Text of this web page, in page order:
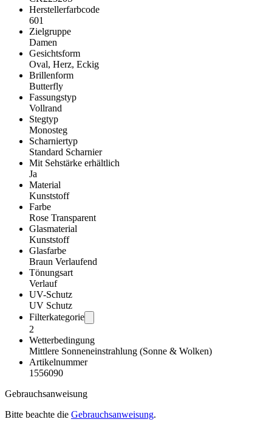
Herstellerfarbcode
601
Zielgruppe
Damen
Gesichtsform
Oval, Herz, Eckig
Brillenform
Butterfly
Fassungstyp
Vollrand
Stegtyp
Monosteg
Scharniertyp
Standard Scharnier
Mit Sehstärke erhältlich
Ja
Material
Kunststoff
Farbe
Rose Transparent
Glasmaterial
Kunststoff
Glasfarbe
Braun Verlaufend
Tönungsart
Verlauf
UV-Schutz
UV Schutz
Filterkategorie
2
Wetterbedingung
Mittlere Sonneneinstrahlung (Sonne & Wolken)
Artikelnummer
1556090
Gebrauchsanweisung
Bitte beachte die Gebrauchsanweisung.